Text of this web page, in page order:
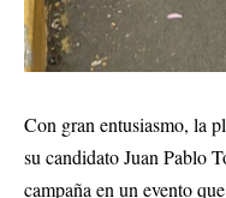
Con gran entusiasmo, la
su candidato Juan Pablo
campaña en un evento